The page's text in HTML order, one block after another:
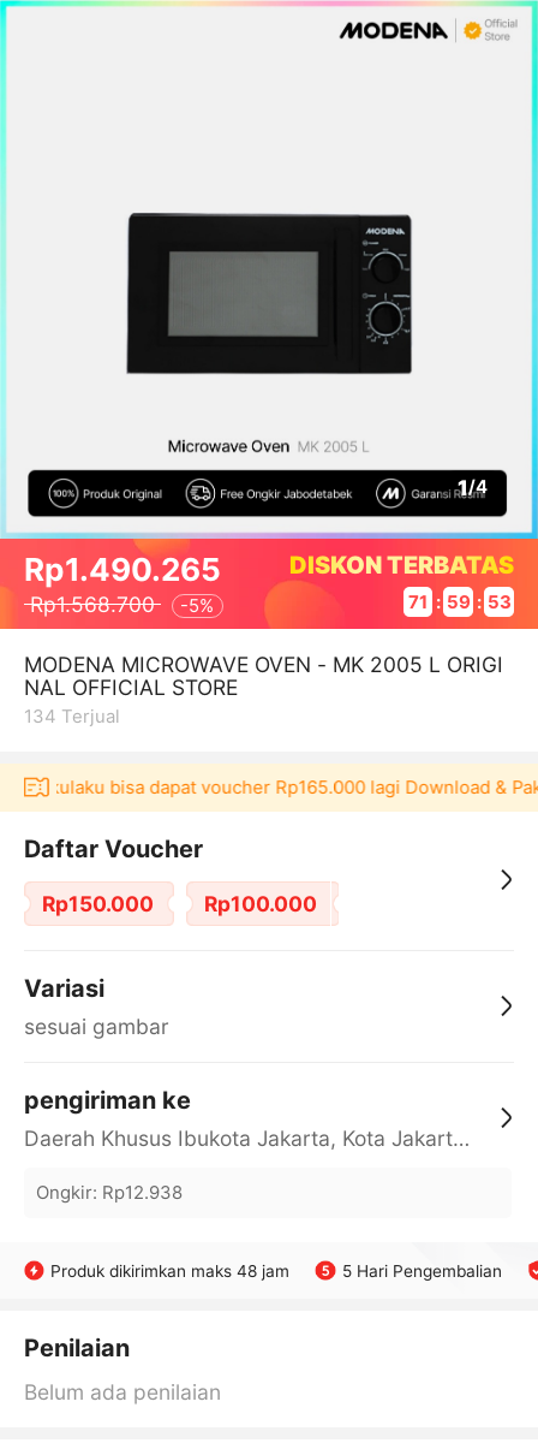
1/4
Rp1.490.265
Rp1.568.700 -5%
DISKON TERBATAS
71 : 59 : 53
MODENA MICROWAVE OVEN - MK 2005 L ORIGI
NAL OFFICIAL STORE
134 Terjual
Akulaku bisa dapat voucher Rp165.000 lagi Download &
Daftar Voucher
Rp150.000 Rp100.000
Variasi
sesuai gambar
pengiriman ke
Daerah Khusus Ibukota Jakarta, Kota Jakarta Barat, Cengkareng, yy
Ongkir: Rp12.938
Produk dikirimkan maks 48 jam 5 Hari Pengembalian
Penilaian
Belum ada penilaian